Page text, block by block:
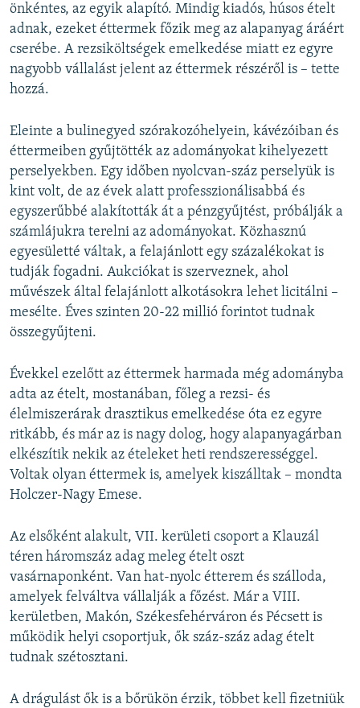
önkéntes, az egyik alapító. Mindig kiadós, húsos ételt
adnak, ezeket éttermek főzik meg az alapanyag áráért
cserébe. A rezsiköltségek emelkedése miatt ez egyre
nagyobb vállalást jelent az éttermek részéről is – tette
hozzá.
Eleinte a bulinegyed szórakozóhelyein, kávézóiban és
éttermeiben gyűjtötték az adományokat kihelyezett
perselyekben. Egy időben nyolcvan-száz perselyük is
kint volt, de az évek alatt professzionálisabbá és
egyszerűbbé alakították át a pénzgyűjtést, próbálják a
számlájukra terelni az adományokat. Közhasznú
egyesületté váltak, a felajánlott egy százalékokat is
tudják fogadni. Aukciókat is szerveznek, ahol
művészek által felajánlott alkotásokra lehet licitálni –
mesélte. Éves szinten 20-22 millió forintot tudnak
összegyűjteni.
Évekkel ezelőtt az éttermek harmada még adományba
adta az ételt, mostanában, főleg a rezsi- és
élelmiszerárak drasztikus emelkedése óta ez egyre
ritkább, és már az is nagy dolog, hogy alapanyagárban
elkészítik nekik az ételeket heti rendszerességgel.
Voltak olyan éttermek is, amelyek kiszálltak – mondta
Holczer-Nagy Emese.
Az elsőként alakult, VII. kerületi csoport a Klauzál
téren háromszáz adag meleg ételt oszt
vasárnaponként. Van hat-nyolc étterem és szálloda,
amelyek felváltva vállalják a főzést. Már a VIII.
kerületben, Makón, Székesfehérváron és Pécsett is
működik helyi csoportjuk, ők száz-száz adag ételt
tudnak szétosztani.
A drágulást ők is a bőrükön érzik, többet kell fizetniük